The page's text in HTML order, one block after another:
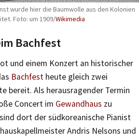
wurde hier die Baumwolle aus den Kolonien
Foto: um 1909/Wikimedia
Bachfest
und einem Konzert an historischer
Bachfest heute gleich zwei
bereit. Als herausragender Termin
Concert im Gewandhaus zu
dort der südkoreanische Pianist
Andris Nelsons und